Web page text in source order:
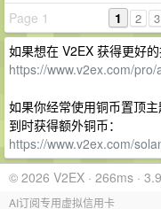
Page 1
1 2 3
如果想在 V2EX 获得更好
https://www.v2ex.com/pro/
如果你经常使用铜币置顶
到时获得额外铜币：
https://www.v2ex.com/
© 2026 V2EX · 266ms ·
AI订阅专用虚拟信用卡